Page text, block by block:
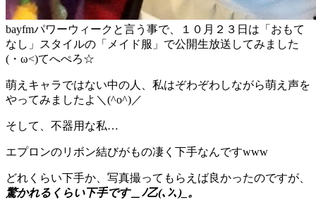
bayfmパワーウィークと言う事で、１０月２３日は「おもて
なし」スタイルの「メイド服」で公開生放送してみました
(・ω<)てへぺろ☆
萌えキャラではない中の人、私はぞわぞわしながら萌え声を
やってみましたよ＼(^o^)／
そして、不器用な私…
エプロンのリボン結びがもの凄く下手なんですwww
どれくらい下手か、写真撮ってもらえば良かったのですが、
驚かれるくらい下手です＿ﾉ乙(､ﾝ､)_。